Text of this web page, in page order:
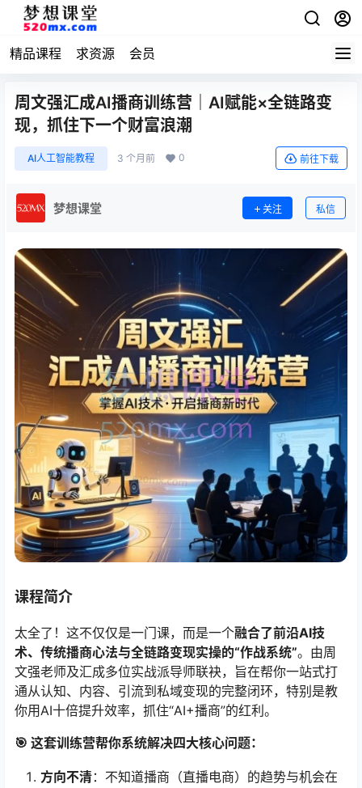
精品课程 求资源 会员
周文强汇成AI播商训练营｜AI赋能×全链路变
现，抓住下一个财富浪潮
AI人工智能教程 3 个月前 0 前往下载
梦想课堂 关注 私信
课程简介
太全了！这不仅仅是一门课，而是一个融合了前沿AI技
术、传统播商心法与全链路变现实操的“作战系统”。由周
文强老师及汇成多位实战派导师联袂，旨在帮你一站式打
通从认知、内容、引流到私域变现的完整闭环，特别是教
你用AI十倍提升效率，抓住“AI+播商”的红利。
🎯 这套训练营帮你系统解决四大核心问题：
方向不清：不知道播商（直播电商）的趋势与机会在